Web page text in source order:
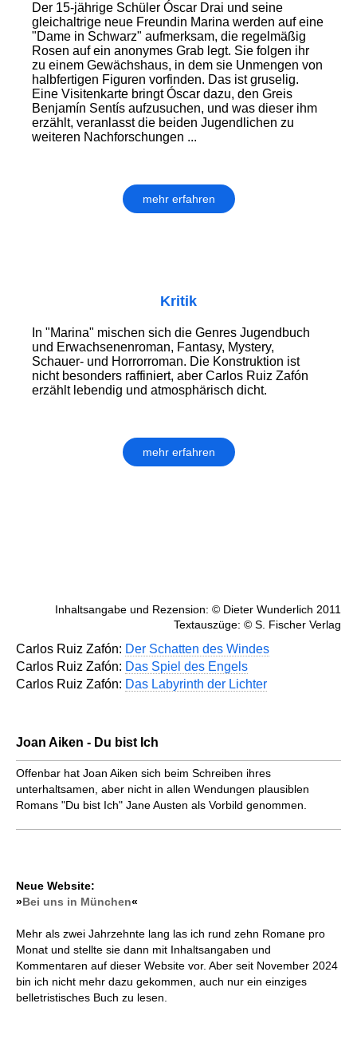
Der 15-jährige Schüler Óscar Drai und seine
gleichaltrige neue Freundin Marina werden auf eine
"Dame in Schwarz" aufmerksam, die regelmäßig
Rosen auf ein anonymes Grab legt. Sie folgen ihr
zu einem Gewächshaus, in dem sie Unmengen von
halbfertigen Figuren vorfinden. Das ist gruselig.
Eine Visitenkarte bringt Óscar dazu, den Greis
Benjamín Sentís aufzusuchen, und was dieser ihm
erzählt, veranlasst die beiden Jugendlichen zu
weiteren Nachforschungen ...
mehr erfahren
Kritik
In "Marina" mischen sich die Genres Jugendbuch
und Erwachsenenroman, Fantasy, Mystery,
Schauer- und Horrorroman. Die Konstruktion ist
nicht besonders raffiniert, aber Carlos Ruiz Zafón
erzählt lebendig und atmosphärisch dicht.
mehr erfahren
Inhaltsangabe und Rezension: © Dieter Wunderlich 2011
Textauszüge: © S. Fischer Verlag
Carlos Ruiz Zafón: Der Schatten des Windes
Carlos Ruiz Zafón: Das Spiel des Engels
Carlos Ruiz Zafón: Das Labyrinth der Lichter
Joan Aiken - Du bist Ich
Offenbar hat Joan Aiken sich beim Schreiben ihres
unterhaltsamen, aber nicht in allen Wendungen plausiblen
Romans "Du bist Ich" Jane Austen als Vorbild genommen.
Neue Website:
»Bei uns in München«
Mehr als zwei Jahrzehnte lang las ich rund zehn Romane pro
Monat und stellte sie dann mit Inhaltsangaben und
Kommentaren auf dieser Website vor. Aber seit November 2024
bin ich nicht mehr dazu gekommen, auch nur ein einziges
belletristisches Buch zu lesen.